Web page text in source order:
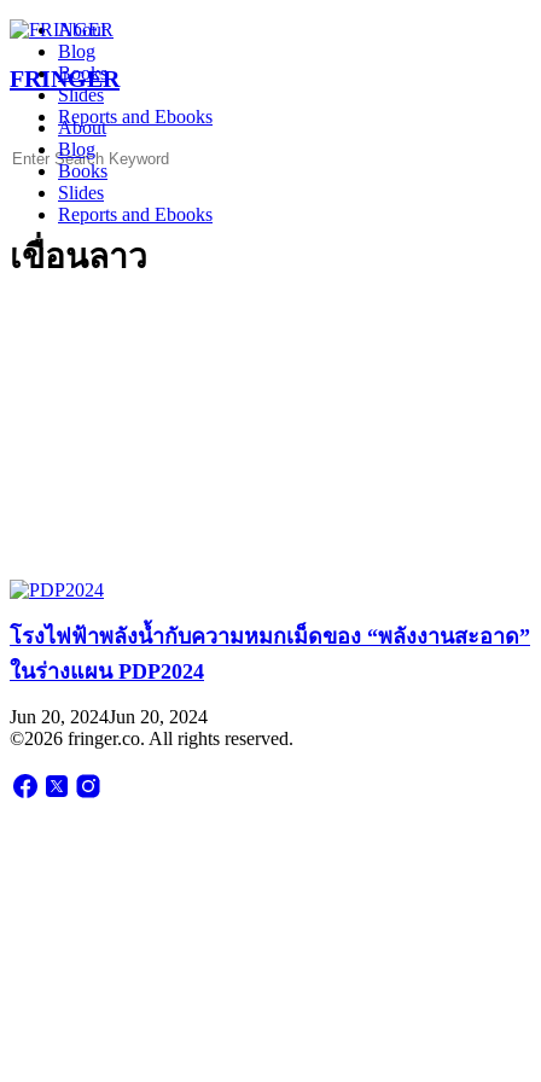
Skip
content
FRINGER
About
Blog
Books
Slides
Reports and Ebooks
About
Blog
Books
Slides
Reports and Ebooks
Search
เขื่อนลาว
โรงไฟฟ้าพลังน้ำกับความหมกเม็ดของ “พลังงานสะอาด”
ในร่างแผน PDP2024
Jun 20, 2024Jun 20, 2024
©2026 fringer.co. All rights reserved.